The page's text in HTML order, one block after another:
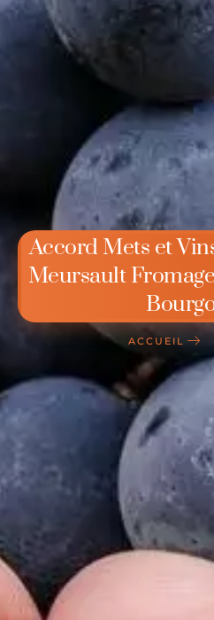
Accord Mets et
Meursault
ACCUEIL